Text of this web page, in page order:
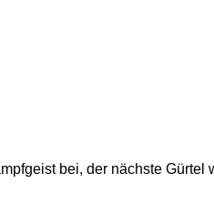
bei, der nächste